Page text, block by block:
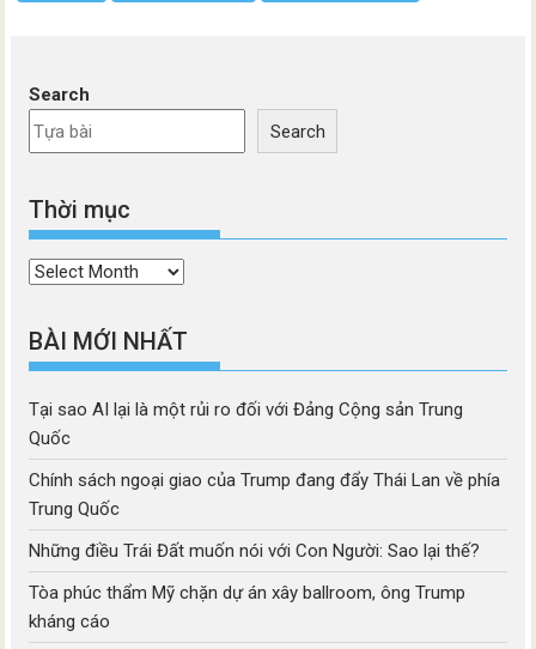
Search
Search
Thời mục
Thời
BÀI MỚI NHẤT
Tại sao AI lại là một rủi ro đối với Đảng Cộng sản Trung
Quốc
Chính sách ngoại giao của Trump đang đẩy Thái Lan về phía
Trung Quốc
Những điều Trái Đất muốn nói với Con Người: Sao lại thế?
Tòa phúc thẩm Mỹ chặn dự án xây ballroom, ông Trump
kháng cáo